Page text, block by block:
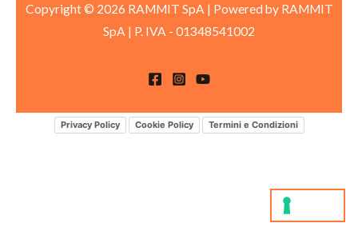
Copyright © 2026 RAMMIT SpA | Powered by RAMMIT
SpA | P. IVA - 01348541002
Privacy Policy Cookie Policy Termini e Condizioni